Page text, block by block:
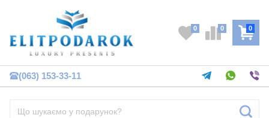
0
0 0
(063) 153-33-11